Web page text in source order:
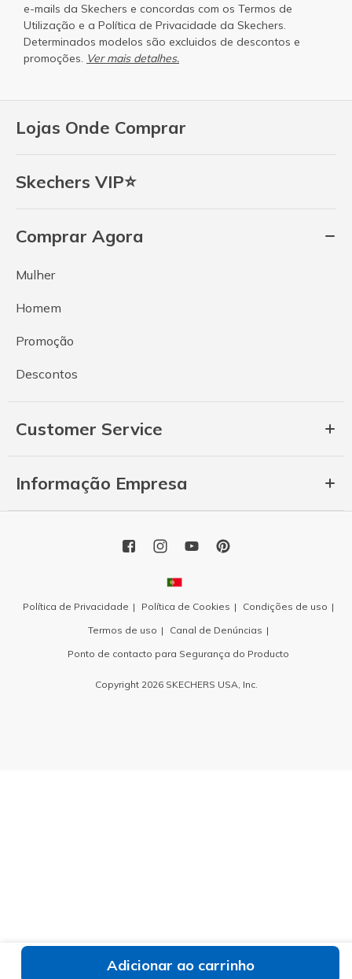
Adicionar ao carrinho
Lojas Onde Comprar
Skechers VIP⭐
Comprar Agora
Mulher
Homem
Promoção
Descontos
Customer Service
Informação Empresa
e-mails da Skechers e concordas com os Termos de
Utilização e a Política de Privacidade da Skechers.
Determinados modelos são excluidos de descontos e
promoções. Ver mais detalhes.
Política de Privacidade Política de Cookies
Condições de uso
Termos de uso
Canal de Denúncias
Ponto de contacto para Segurança do Producto
Copyright 2026 SKECHERS USA, Inc.